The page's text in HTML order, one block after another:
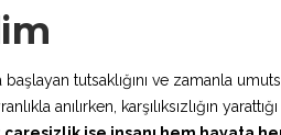
başlayan tutsaklığını ve zamanla
anılırken, karşılıksızlığın